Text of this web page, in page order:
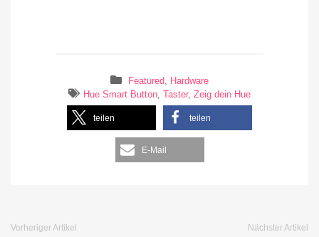
Featured, Hardware
Hue Smart Button, Taster,Zeig dein Hue
teilen teilen
E-Mail
Vorheriger Artikel Nächster Artikel